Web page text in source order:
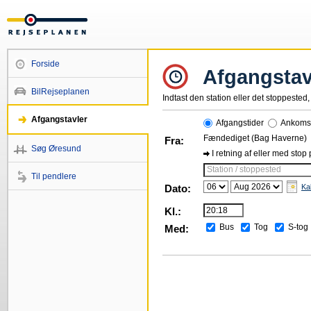
Forside
BilRejseplanen
Afgangstavler
Søg Øresund
Til pendlere
Indtast den station eller det
Afgangstider
Fra:
Fændediget (Bag Haverne)
I retning af eller med stop
Station / stoppested
Dato:
Kl.:
Med:
Bus Tog S-tog